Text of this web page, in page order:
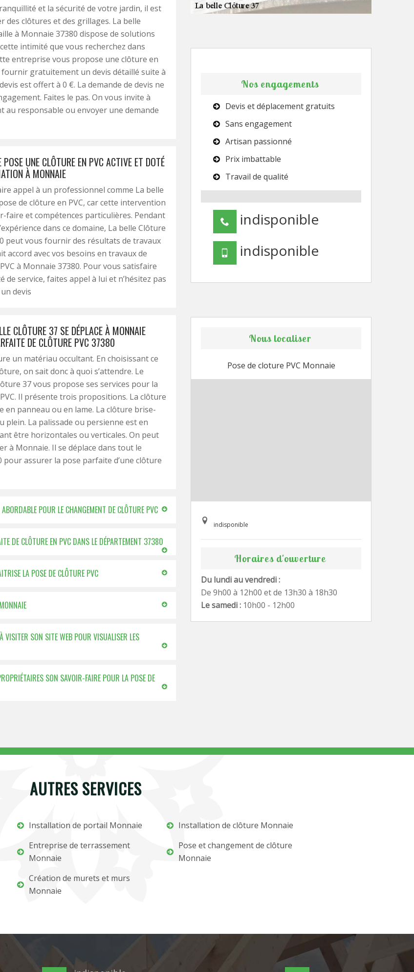
et la sécurité de votre jardin, il est
des clôtures et des grillages. La belle
à Monnaie 37380 dispose de solutions
intimité que vous recherchez dans
entreprise vous propose une clôture en
fournir gratuitement un devis détaillé suite à
est offert à 0 €. La demande de devis ne
Faites le pas. On vous invite à
au responsable ou envoyer une demande
POSE UNE CLÔTURE EN PVC ACTIVE ET DOTÉ
À MONNAIE
appel à un professionnel comme La belle
de clôture en PVC, car cette intervention
faire et compétences particulières. Pendant
dans ce domaine, La belle Clôture
peut vous fournir des résultats de travaux
accord avec vos besoins en travaux de
à Monnaie 37380. Pour vous satisfaire
de service, faites appel à lui et n’hésitez pas
devis
CLÔTURE 37 SE DÉPLACE À MONNAIE
DE CLÔTURE PVC 37380
un matériau occultant. En choisissant ce
on sait donc à quoi s’attendre. Le
37 vous propose ses services pour la
Il présente trois propositions. La clôture
en panneau ou en lame. La clôture brise-
plein. La palissade ou persienne est en
être horizontales ou verticales. On peut
à Monnaie. Il se déplace dans tout le
pour assurer la pose parfaite d’une clôture
POUR LE CHANGEMENT DE CLÔTURE PVC
DE CLÔTURE EN PVC DANS LE DÉPARTEMENT 37380
LA POSE DE CLÔTURE PVC
VISITER SON SITE WEB POUR VISUALISER LES
SON SAVOIR-FAIRE POUR LA POSE DE
Nos engagements
Devis et déplacement gratuits
Sans engagement
Artisan passionné
Prix imbattable
Travail de qualité
indisponible
indisponible
Nous localiser
Pose de cloture PVC Monnaie
indisponible
Horaires d'ouverture
Du lundi au vendredi :
De 9h00 à 12h00 et de 13h30 à 18h30
Le samedi : 10h00 - 12h00
AUTRES SERVICES
Installation de portail Monnaie
Entreprise de terrassement
Monnaie
Création de murets et murs
Monnaie
Installation de clôture Monnaie
Pose et changement de clôture
Monnaie